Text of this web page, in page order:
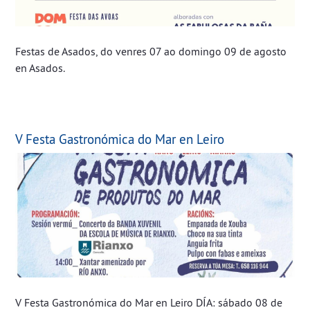
Festas de Asados, do venres 07 ao domingo 09 de agosto
en Asados.
V Festa Gastronómica do Mar en Leiro
V Festa Gastronómica do Mar en Leiro DÍA: sábado 08 de